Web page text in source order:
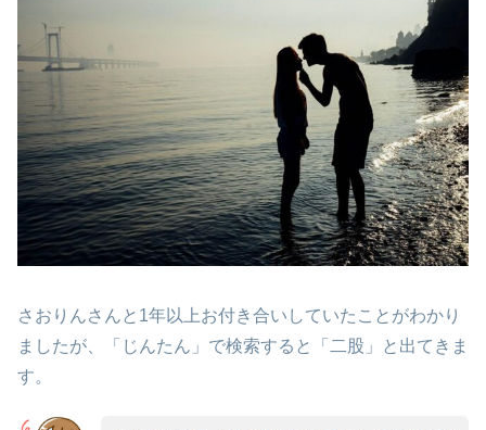
さおりんさんと1年以上お付き合いしていたことがわかり
ましたが、「じんたん」で検索すると「二股」と出てきま
す。